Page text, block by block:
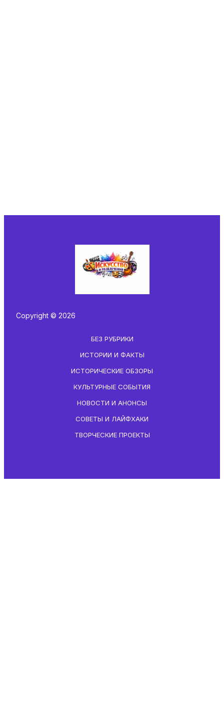
Copyright © 2026
БЕЗ РУБРИКИ
ИСТОРИИ И ФАКТЫ
ИСТОРИЧЕСКИЕ ОБЗОРЫ
КУЛЬТУРНЫЕ СОБЫТИЯ
НОВОСТИ И АНОНСЫ
СОВЕТЫ И ЛАЙФХАКИ
ТВОРЧЕСКИЕ ПРОЕКТЫ